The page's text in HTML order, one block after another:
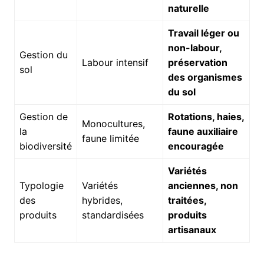
naturelle
Gestion du
sol
Labour intensif
Travail léger ou
non-labour,
préservation
des organismes
du sol
Gestion de
la
biodiversité
Monocultures,
faune limitée
Rotations, haies,
faune auxiliaire
encouragée
Typologie
des
produits
Variétés
hybrides,
standardisées
Variétés
anciennes, non
traitées,
produits
artisanaux